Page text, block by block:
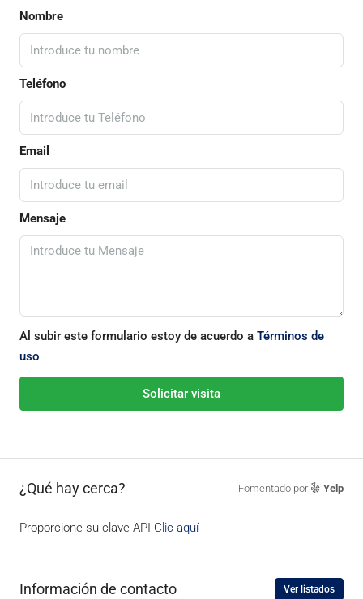
Nombre
Teléfono
Email
Mensaje
Al subir este formulario estoy de acuerdo a Términos de
uso
Solicitar visita
¿Qué hay cerca? Fomentado por Yelp
Proporcione su clave API Clic aquí
Información de contacto Ver listados